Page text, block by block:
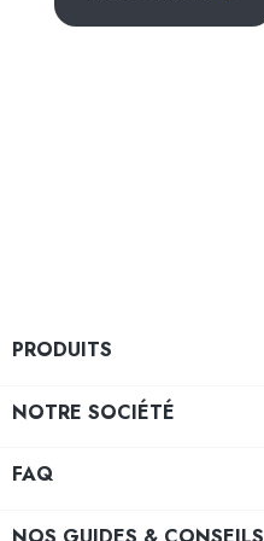
PRODUITS
NOTRE SOCIÉTÉ
FAQ